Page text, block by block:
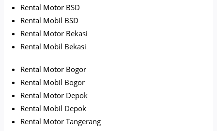
Rental Motor BSD
Rental Mobil BSD
Rental Motor Bekasi
Rental Mobil Bekasi
Rental Motor Bogor
Rental Mobil Bogor
Rental Motor Depok
Rental Mobil Depok
Rental Motor Tangerang